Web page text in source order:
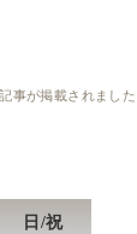
事が掲載されました
日/祝